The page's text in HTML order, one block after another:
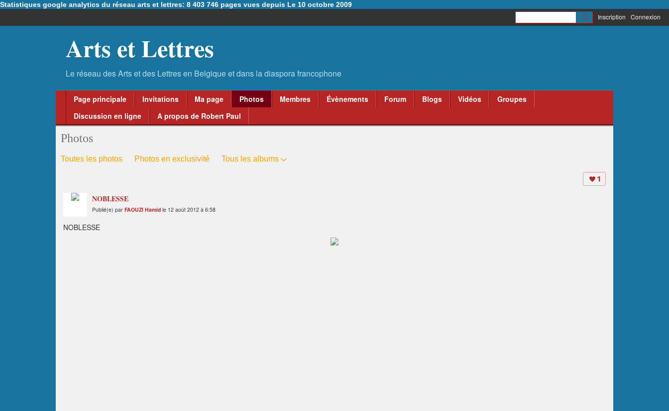
Statistiques google analytics du réseau arts et lettres: 8 403 746 pages vues depuis Le 10 octobre 2009
Inscription Connexion
Arts et Lettres
Page principale Invitations Ma page Photos Membres Évènements Forum Blogs Vidéos
Groupes
Discussion en ligne
A propos de Robert Paul
Photos
Toutes les photos Photos en exclusivité Tous les albums
1
NOBLESSE
Publié(e) par FAOUZI Hamid le 12 août 2012 à 6:58
NOBLESSE